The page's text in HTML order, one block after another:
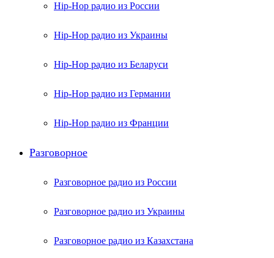
Hip-Hop радио из России
Hip-Hop радио из Украины
Hip-Hop радио из Беларуси
Hip-Hop радио из Германии
Hip-Hop радио из Франции
Разговорное
Разговорное радио из России
Разговорное радио из Украины
Разговорное радио из Казахстана